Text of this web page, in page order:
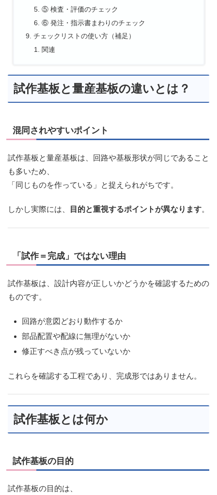
⑤ 検査・評価のチェック
⑥ 発注・指示書まわりのチェック
チェックリストの使い方（補足）
関連
試作基板と量産基板の違いとは？
混同されやすいポイント
試作基板と量産基板は、回路や基板形状が同じであること
も多いため、
「同じものを作っている」と捉えられがちです。
しかし実際には、 目的と重視するポイントが異なります。
「試作＝完成」ではない理由
試作基板は、設計内容が正しいかどうかを確認するための
ものです。
回路が意図どおり動作するか
部品配置や配線に無理がないか
修正すべき点が残っていないか
これらを確認する工程であり、完成形ではありません。
試作基板とは何か
試作基板の目的
試作基板の目的は、